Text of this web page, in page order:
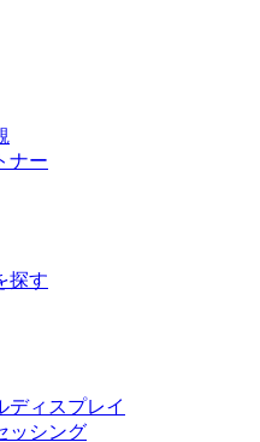
ナー
探す
ディスプレイ
ッシング